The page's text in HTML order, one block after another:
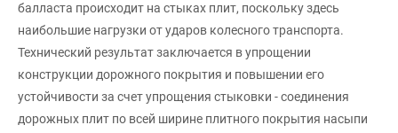
балласта происходит на стыках плит, поскольку здесь
наибольшие нагрузки от ударов колесного транспорта.
Технический результат заключается в упрощении
конструкции дорожного покрытия и повышении его
устойчивости за счет упрощения стыковки - соединения
дорожных плит по всей ширине плитного покрытия насыпи